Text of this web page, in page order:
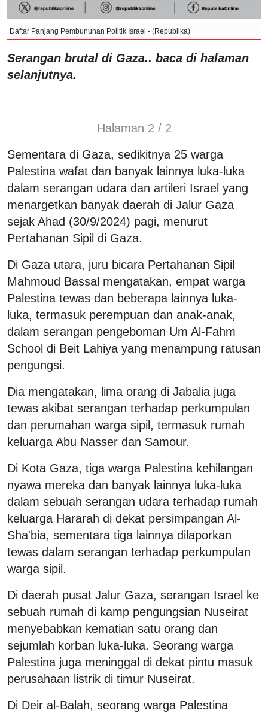
Daftar Panjang Pembunuhan Politik Israel - (Republika)
Serangan brutal di Gaza.. baca di halaman
selanjutnya.
Halaman 2 / 2
Sementara di Gaza, sedikitnya 25 warga
Palestina wafat dan banyak lainnya luka-luka
dalam serangan udara dan artileri Israel yang
menargetkan banyak daerah di Jalur Gaza
sejak Ahad (30/9/2024) pagi, menurut
Pertahanan Sipil di Gaza.
Di Gaza utara, juru bicara Pertahanan Sipil
Mahmoud Bassal mengatakan, empat warga
Palestina tewas dan beberapa lainnya luka-
luka, termasuk perempuan dan anak-anak,
dalam serangan pengeboman Um Al-Fahm
School di Beit Lahiya yang menampung ratusan
pengungsi.
Dia mengatakan, lima orang di Jabalia juga
tewas akibat serangan terhadap perkumpulan
dan perumahan warga sipil, termasuk rumah
keluarga Abu Nasser dan Samour.
Di Kota Gaza, tiga warga Palestina kehilangan
nyawa mereka dan banyak lainnya luka-luka
dalam sebuah serangan udara terhadap rumah
keluarga Hararah di dekat persimpangan Al-
Sha'bia, sementara tiga lainnya dilaporkan
tewas dalam serangan terhadap perkumpulan
warga sipil.
Di daerah pusat Jalur Gaza, serangan Israel ke
sebuah rumah di kamp pengungsian Nuseirat
menyebabkan kematian satu orang dan
sejumlah korban luka-luka. Seorang warga
Palestina juga meninggal di dekat pintu masuk
perusahaan listrik di timur Nuseirat.
Di Deir al-Balah, seorang warga Palestina